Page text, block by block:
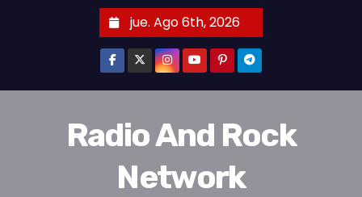
jue. Ago 6th, 2026
Radio And Rock
Network